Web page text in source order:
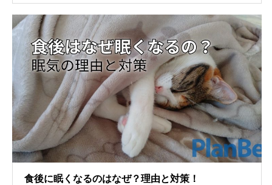
食後に眠くなるのはなぜ？理由と対策！